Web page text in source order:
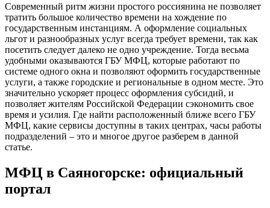
Современный ритм жизни простого россиянина не позволяет
тратить большое количество времени на хождение по
государственным инстанциям. А оформление социальных
льгот и разнообразных услуг всегда требует времени, так как
посетить следует далеко не одно учреждение. Тогда весьма
удобными оказываются ГБУ МФЦ, которые работают по
системе одного окна и позволяют оформить государственные
услуги, а также городские и региональные в одном месте. Это
значительно ускоряет процесс оформления субсидий, и
позволяет жителям Российской Федерации сэкономить свое
время и усилия. Где найти расположенный ближе всего ГБУ
МФЦ, какие сервисы доступны в таких центрах, часы работы
подразделений – это и многое другое разберем в данной
статье.
МФЦ в Саяногорске: официальный
портал